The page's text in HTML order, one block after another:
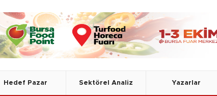
Hedef Pazar Sektörel Analiz Yazarlar